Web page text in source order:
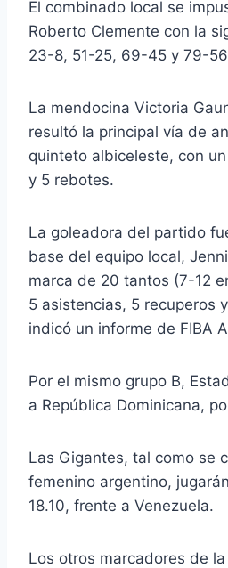
El combinado local se
Roberto Clemente con la
23-8, 51-25, 69-45 y 79-56
La mendocina Victoria
resultó la principal vía de
quinteto albiceleste, con
y 5 rebotes.
La goleadora del partido
base del equipo local,
marca de 20 tantos (7-12
5 asistencias, 5 recuperos
indicó un informe de FIBA
Por el mismo grupo B,
a República Dominicana,
Las Gigantes, tal como se
femenino argentino,
18.10, frente a Venezuela.
Los otros marcadores de